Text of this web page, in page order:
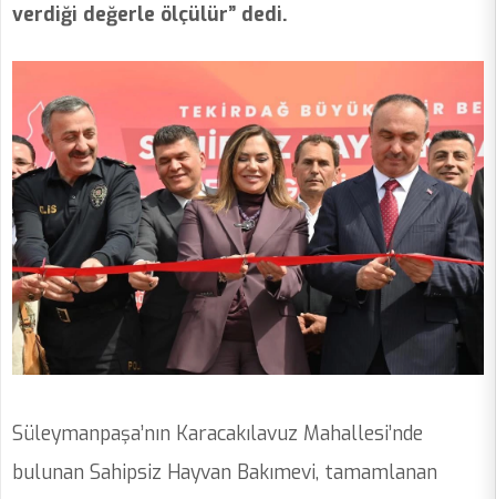
verdiği değerle ölçülür” dedi.
Süleymanpaşa’nın Karacakılavuz Mahallesi’nde
bulunan Sahipsiz Hayvan Bakımevi, tamamlanan